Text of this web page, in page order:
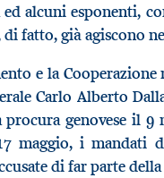
alcuni esponenti,
fatto, già agiscono
e la
Carlo Alberto
genovese il 9
maggio, i mandati
di far parte della